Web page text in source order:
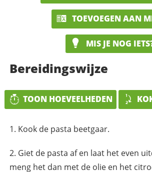
TOEVOEGEN AAN
MIS JE NOG
Bereidingswijze
TOON HOEVEELHEDEN
Kook de pasta beetgaar.
Giet de pasta af en laat het even
meng het dan met de olie en het